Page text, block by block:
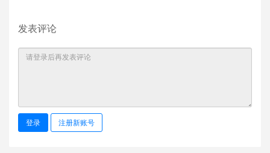
发表评论
登录 注册新账号